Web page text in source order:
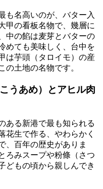
も名高いのが、バター入
の看板名物で、幾層に
中の餡は麦芽とバターの
めても美味しく、台中を
は芋頭（タロイモ）の産
の土地の名物です。
うあめ）とアヒル肉
ある新港で最も知られる
生で作る、やわらかく
、百年の歴史がありま
ろみスープや粉條（さつ
どもの頃から親しんでき